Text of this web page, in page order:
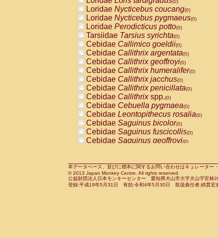
AtelidaeLagothrix lagothricha cana
PitheciidaeCacajao calvus
PitheciidaeCallicebus cupreus
PitheciidaeCallicebus donacophilus
PitheciidaeCallicebus moloch
PitheciidaeCallicebus torquatus
PitheciidaeCallicebusspp.(0)
PitheciidaeChiropotes satanas(0)
PitheciidaePithecia monachus
PitheciidaePithecia pithecia(0)
CercopithecidaeCercocebus agilis
CercopithecidaeCercocebus
CercopithecidaeCercocebus
CercopithecidaeCercocebus
CercopithecidaeCercocebus
CercopithecidaeCercocebushybrid
CercopithecidaePapio anubis(0)
CercopithecidaePapio cynocephalus
CercopithecidaePapio hamadryas(0)
(0)
Loridae Nycticebus coucang(0)
Loridae Nycticebus pygmaeus(0)
Loridae Perodicticus potto(0)
Tarsiidae Tarsius syrichta(0)
Cebidae Callimico goeldii(0)
Cebidae Callithrix argentata(0)
Cebidae Callithrix geoffroyi(0)
Cebidae Callithrix humeralifer(0)
Cebidae Callithrix jacchus(0)
Cebidae Callithrix penicillata(0)
Cebidae Callithrixspp.(0)
Cebidae Cebuella pygmaea(0)
Cebidae Leontopithecus rosalia(0)
Cebidae Saguinus bicolor(0)
Cebidae Saguinus fuscicollis(0)
Cebidae Saguinus geoffroyi(0)
CebidaeSaguinus leucopus(0)
CebidaeSaguinus midas(0)
Cebidae Saguinus mystax(0)
本データベース、並びに標本に関するお問い合わせはキュレータ
© 2013 Japan Monkey Centre. All rights reserved.
公益財団法人日本モンキーセンター 愛知県犬山市大字犬山字官
登録:平成19年5月31日 有効:令和4年5月30日 取扱責任者:綿貫宏